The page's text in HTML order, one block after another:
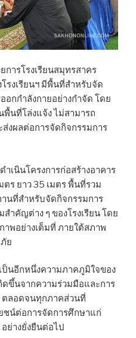
ารโรงเรียนสมุทรสาคร
รงเรียนฯ มีพื้นที่สำหรับจัด
อกกำลังกายอย่างกำจัด โดย
พื้นที่โล่งแจ้ง ไม่สามารถ
งผลต่อการจัดกิจกรรมการ
ำเนินโครงการก่อสร้างอาคาร
ตร ยาว 35 เมตร พื้นที่รวม
านที่สำหรับจัดกิจกรรมการ
ำคัญต่าง ๆ ของโรงเรียน โดย
พอย่างเต็มที่ ภายใต้สภาพ
ย
ป็นอีกหนึ่งความภาคภูมิใจของ
ดขึ้นจากความร่วมมือและการ
ตลอดจนทุกภาคส่วนที่
ชน์ต่อการจัดการศึกษาแก่
ย่างยั่งยืนต่อไป